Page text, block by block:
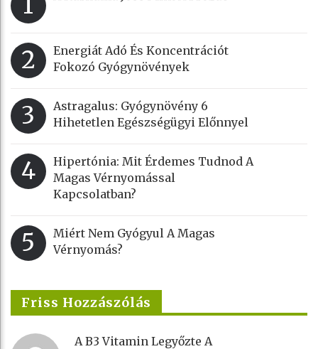
2
Energiát Adó És Koncentrációt
Fokozó Gyógynövények
3
Astragalus: Gyógynövény 6
Hihetetlen Egészségügyi Előnnyel
4
Hipertónia: Mit Érdemes Tudnod A
Magas Vérnyomással
Kapcsolatban?
5
Miért Nem Gyógyul A Magas
Vérnyomás?
Friss Hozzászólás
A B3 Vitamin Legyőzte A